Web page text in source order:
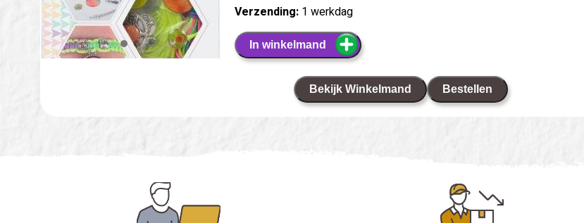
Verzending: 1 werkdag
In winkelmand
Bekijk Winkelmand Bestellen